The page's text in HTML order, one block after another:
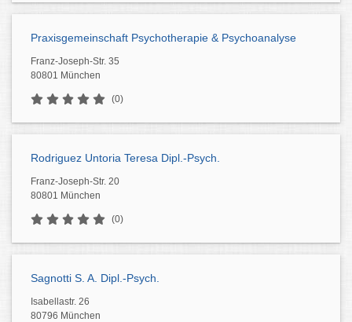
Praxisgemeinschaft Psychotherapie & Psychoanalyse
Franz-Joseph-Str. 35
80801 München
(0)
Rodriguez Untoria Teresa Dipl.-Psych.
Franz-Joseph-Str. 20
80801 München
(0)
Sagnotti S. A. Dipl.-Psych.
Isabellastr. 26
80796 München